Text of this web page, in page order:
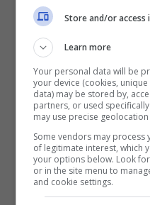
dichiarando la sua
qualsiasi
decisione ha
occupazione,
determinante alla
ha portato il suo
posto in classifica a
conseguenze non
licenziamento.La
Store and/or
Learn more
Your personal data will be
your device (cookies,
data) may be stored by,
partners, or used
may use precise
Some vendors may
of legitimate interest, which
your options below. Look
or in the site menu to
and cookie settings.